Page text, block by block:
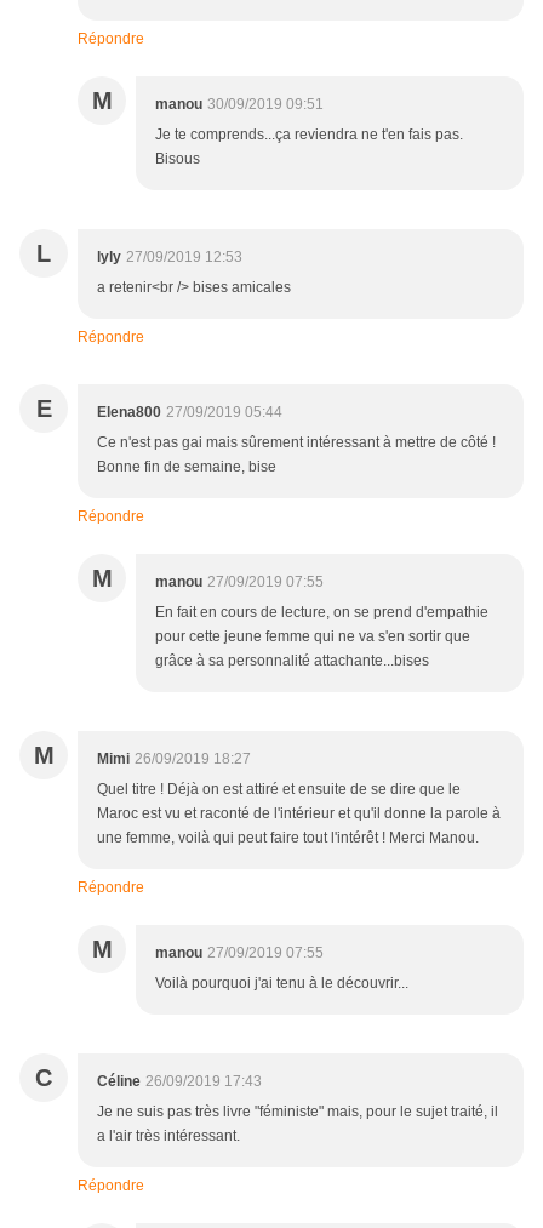
Répondre
M manou 30/09/2019 09:51
Je te comprends...ça reviendra ne t'en fais pas.
Bisous
L lyly 27/09/2019 12:53
a retenir<br /> bises amicales
Répondre
E Elena800 27/09/2019 05:44
Ce n'est pas gai mais sûrement intéressant à mettre de côté !
Bonne fin de semaine, bise
Répondre
M manou 27/09/2019 07:55
En fait en cours de lecture, on se prend d'empathie
pour cette jeune femme qui ne va s'en sortir que
grâce à sa personnalité attachante...bises
M Mimi 26/09/2019 18:27
Quel titre ! Déjà on est attiré et ensuite de se dire que le
Maroc est vu et raconté de l'intérieur et qu'il donne la parole à
une femme, voilà qui peut faire tout l'intérêt ! Merci Manou.
Répondre
M manou 27/09/2019 07:55
Voilà pourquoi j'ai tenu à le découvrir...
C Céline 26/09/2019 17:43
Je ne suis pas très livre "féministe" mais, pour le sujet traité, il
a l'air très intéressant.
Répondre